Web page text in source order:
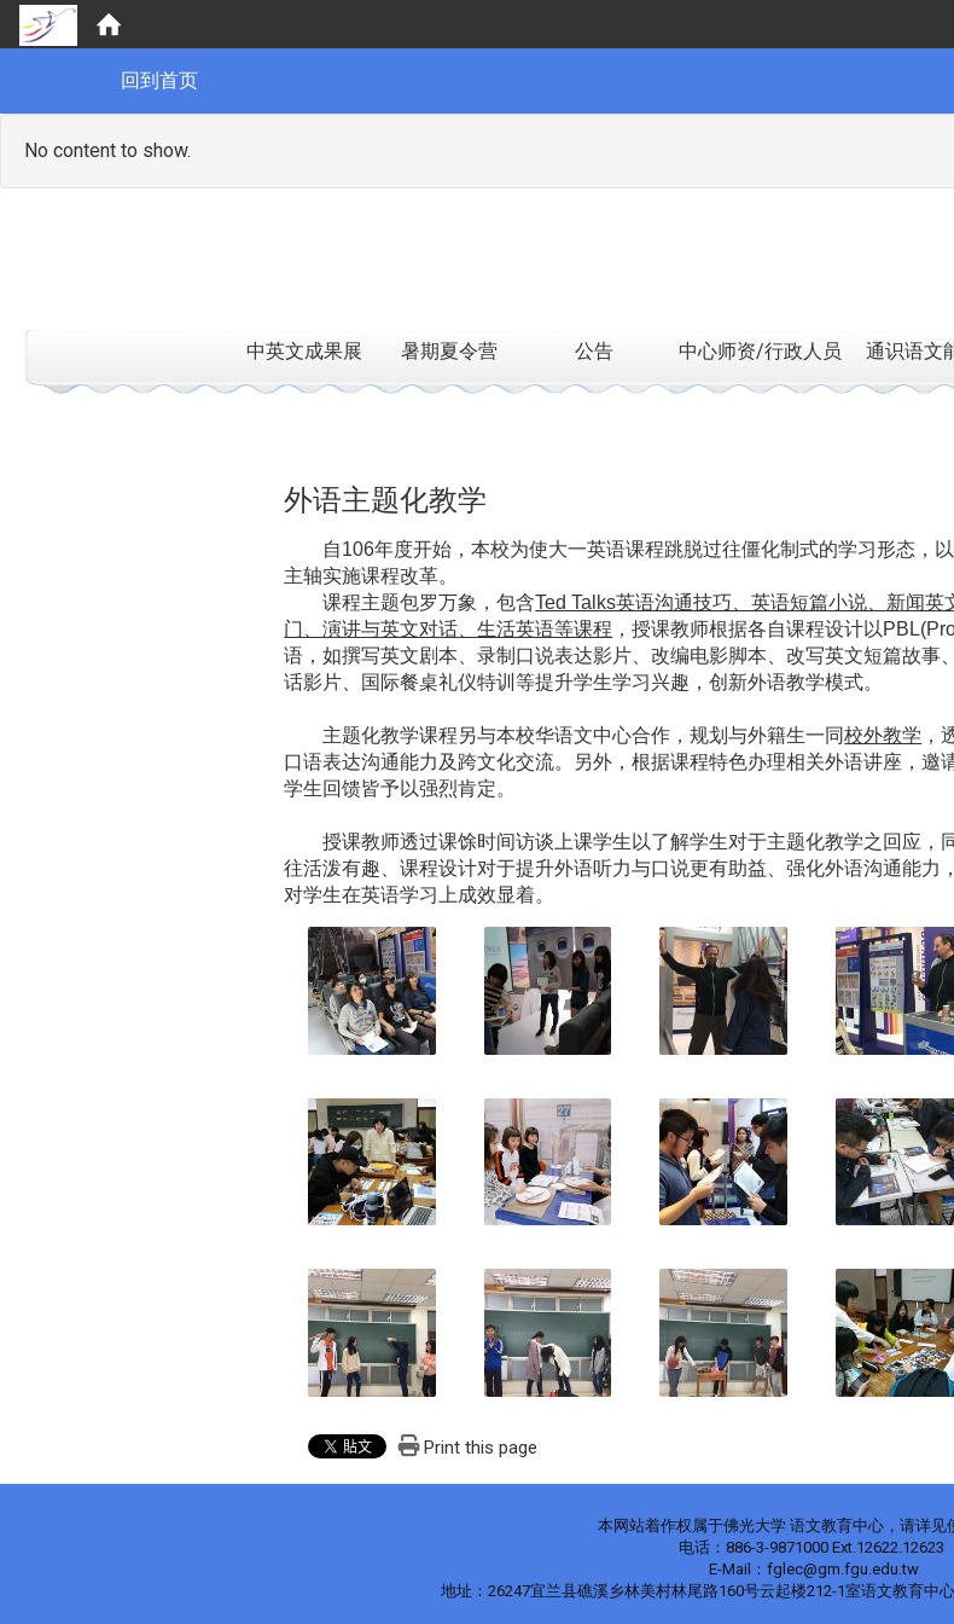
回到首页
No content to show.
中英文成果展 暑期夏令营 公告 中心师资/行政人员 通识语文
外语主题化教学
自106年度开始，本校为使大一英语课程跳脱过往僵化制式的学习形态，
主轴实施课程改革。
课程主题包罗万象，包含Ted Talks英语沟通技巧、英语短篇小说、新闻
门、演讲与英文对话、生活英语等课程 ，授课教师根据各自课程设计以
语，如撰写英文剧本、录制口说表达影片、改编电影脚本、改写英文短篇故事
话影片、国际餐桌礼仪特训等提升学生学习兴趣，创新外语教学模式。
主题化教学课程另与本校华语文中心合作，规划与外籍生一同校外教学 ，
口语表达沟通能力及跨文化交流。另外，根据课程特色办理相关外语讲座，邀
学生回馈皆予以强烈肯定。
授课教师透过课馀时间访谈上课学生以了解学生对于主题化教学之回应，
往活泼有趣、课程设计对于提升外语听力与口说更有助益、强化外语沟通能力
对学生在英语学习上成效显着。
Print this page
本网站着作权属于佛光大学 语文教育中心，请详见
电话：886-3-9871000 Ext.12622.12623
E-Mail：fglec@gm.fgu.edu.tw
地址：26247宜兰县礁溪乡林美村林尾路160号云起楼212-1室语文教育中